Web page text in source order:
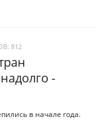
812
-
в начале года.